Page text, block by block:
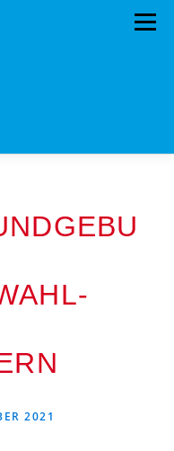
Menü
SPENDEN
2021